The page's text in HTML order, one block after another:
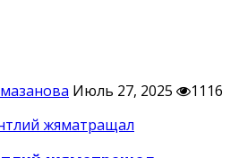
Июль 27, 2025 1116